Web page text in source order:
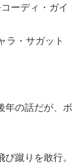
ーディ・ガイ
ラ・サガット
年の話だが、ボ
蹴りを敢行。